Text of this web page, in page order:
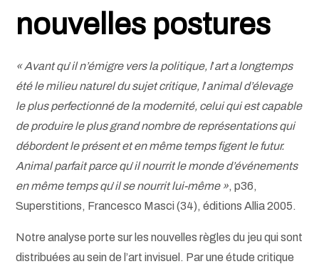
nouvelles postures
« Avant qu’il n’émigre vers la politique, l’art a longtemps
été le milieu naturel du sujet critique, l’animal d’élevage
le plus perfectionné de la modernité, celui qui est capable
de produire le plus grand nombre de représentations qui
débordent le présent et en même temps figent le futur.
Animal parfait parce qu’il nourrit le monde d’événements
en même temps qu’il se nourrit lui-même », p36,
Superstitions, Francesco Masci (34), éditions Allia 2005.
Notre analyse porte sur les nouvelles règles du jeu qui sont
distribuées au sein de l’art invisuel. Par une étude critique